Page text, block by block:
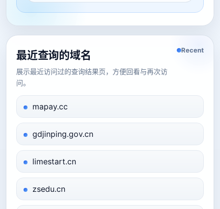
最近查询的域名
展示最近访问过的查询结果页，方便回看与再次访
问。
Recent
mapay.cc
gdjinping.gov.cn
limestart.cn
zsedu.cn